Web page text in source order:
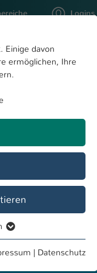
Logins
FORSCHUNG
Einige davon
ermöglichen, Ihre
der
| Datenschutz